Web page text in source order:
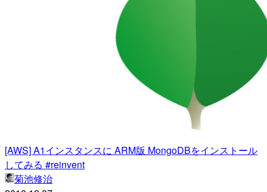
[AWS] A1インスタンスに ARM版 MongoDBをインストール
してみる #reinvent
菊池修治